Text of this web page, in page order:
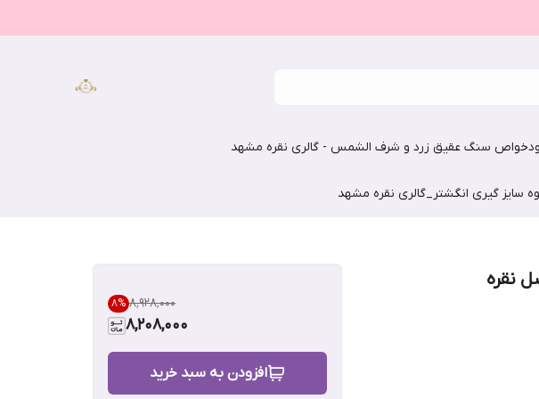
خواص سنگ عقیق زرد و شرف الشمس - گالری نقره مشهد
سایز گیری انگشتر_گالری نقره مشهد
نقره
۸٬۹۲۸٬۰۰۰ 8%
8,208,000
افزودن به سبد خرید